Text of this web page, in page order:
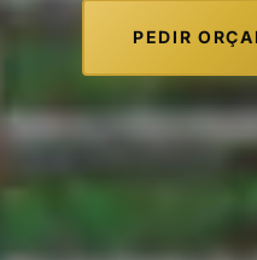
PEDIR